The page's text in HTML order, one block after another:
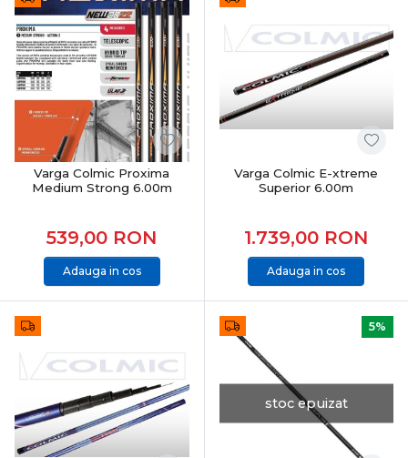
Varga Colmic Proxima
Medium Strong 6.00m
539,00 RON
Adauga in cos
Varga Colmic E-xtreme
Superior 6.00m
1.739,00 RON
Adauga in cos
stoc epuizat
5%